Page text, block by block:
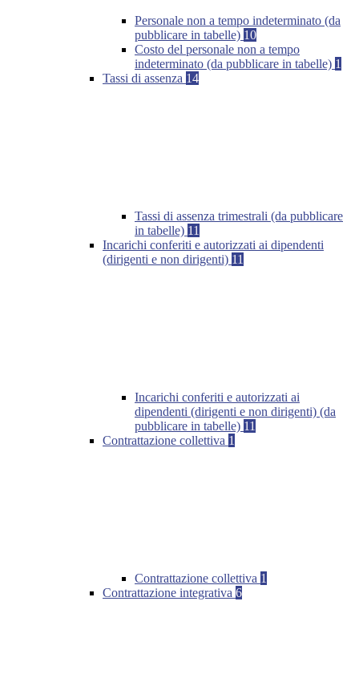
Personale non a tempo indeterminato (da
pubblicare in tabelle) 10
Costo del personale non a tempo
indeterminato (da pubblicare in tabelle) 1
Tassi di assenza 14
Tassi di assenza trimestrali (da pubblicare
in tabelle) 11
Incarichi conferiti e autorizzati ai dipendenti
(dirigenti e non dirigenti) 11
Incarichi conferiti e autorizzati ai
dipendenti (dirigenti e non dirigenti) (da
pubblicare in tabelle) 11
Contrattazione collettiva 1
Contrattazione collettiva 1
Contrattazione integrativa 6